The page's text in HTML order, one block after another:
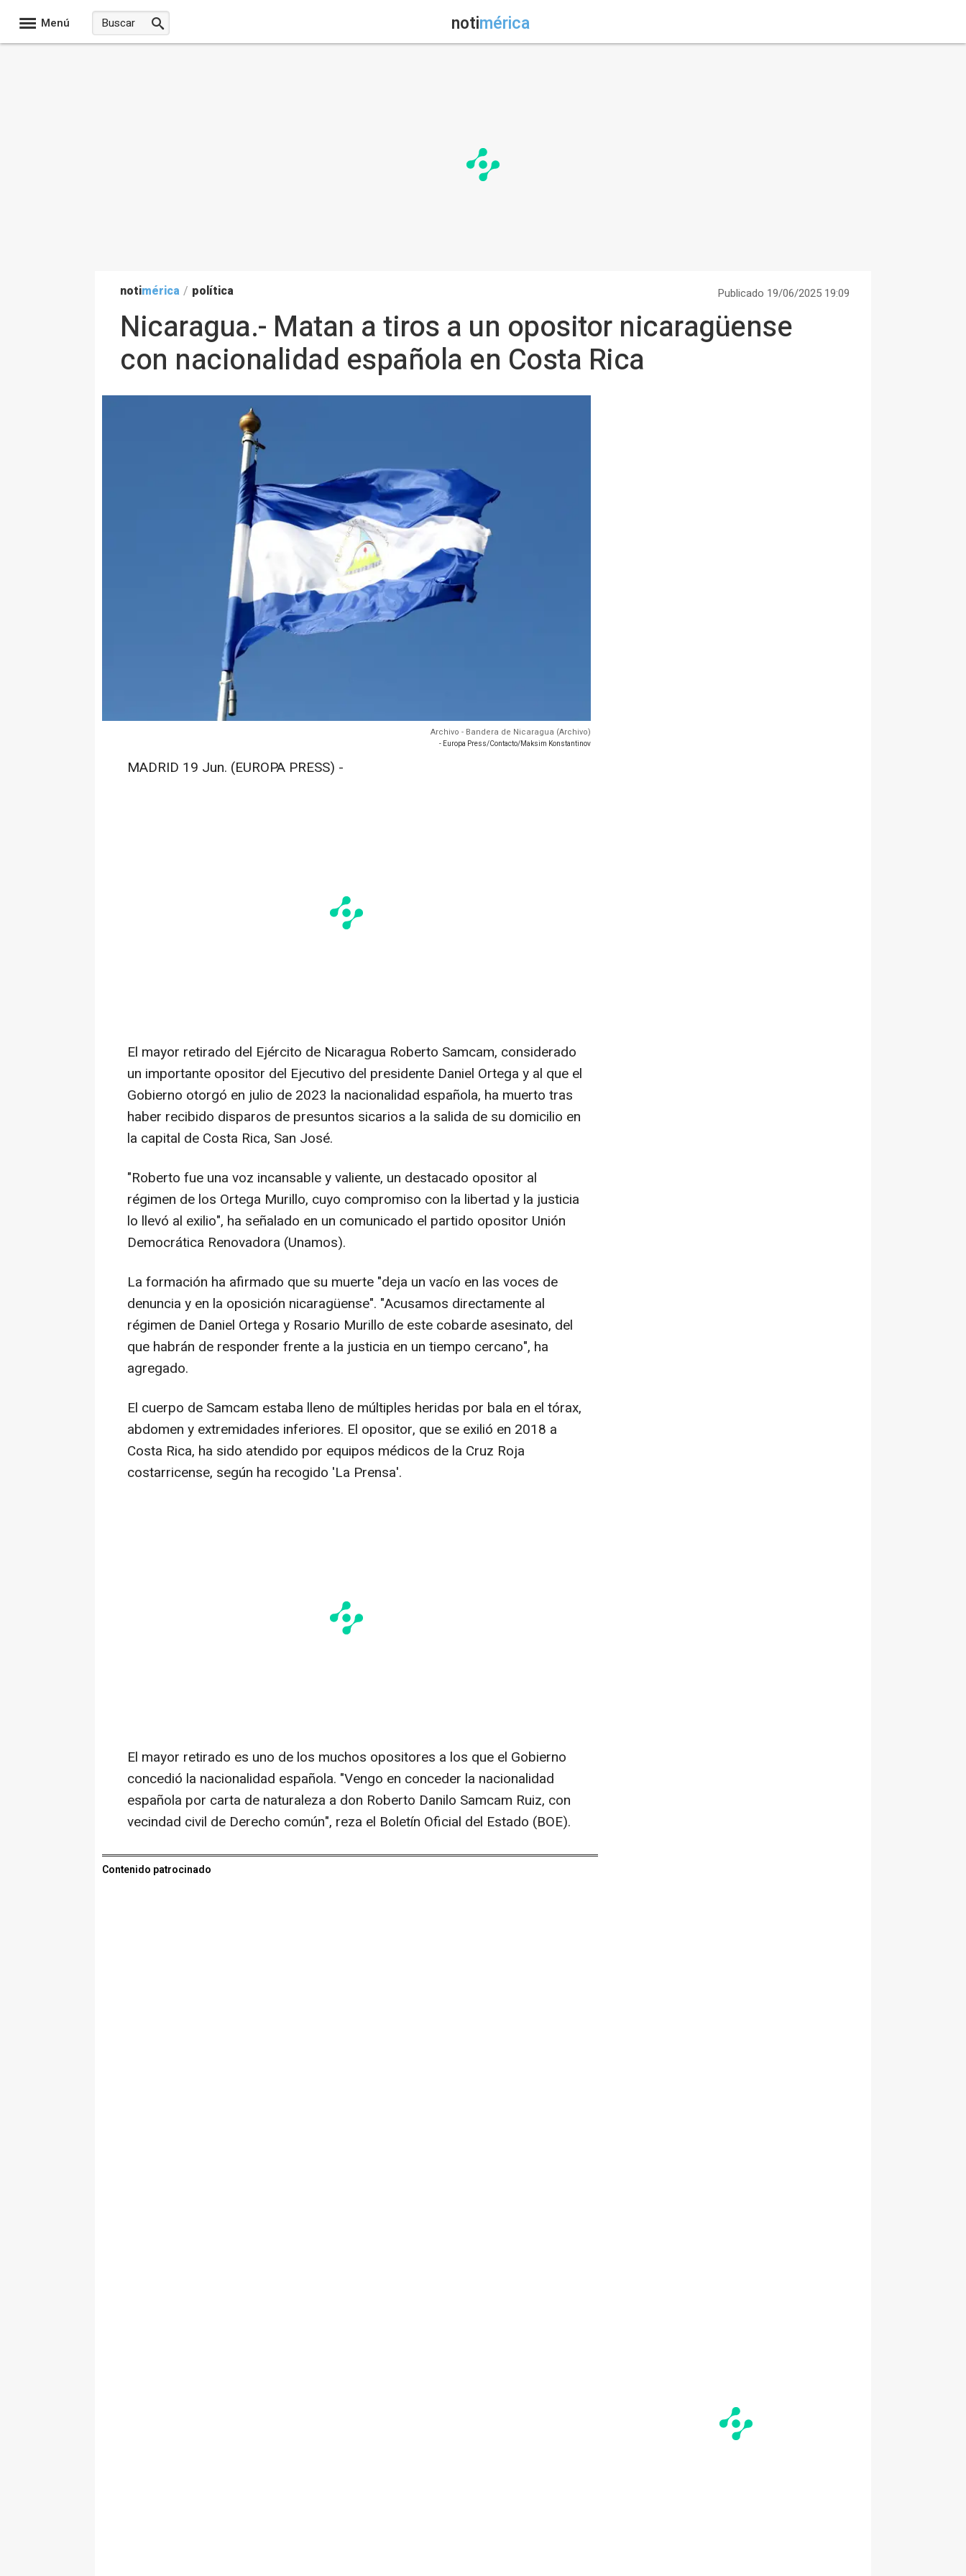
Menú notimérica
notimérica / política Publicado 19/06/2025 19:09
Nicaragua.- Matan a tiros a un opositor nicaragüense
con nacionalidad española en Costa Rica
Archivo - Bandera de Nicaragua (Archivo)
- Europa Press/Contacto/Maksim Konstantinov
MADRID 19 Jun. (EUROPA PRESS) -
El mayor retirado del Ejército de Nicaragua Roberto Samcam, considerado
un importante opositor del Ejecutivo del presidente Daniel Ortega y al que el
Gobierno otorgó en julio de 2023 la nacionalidad española, ha muerto tras
haber recibido disparos de presuntos sicarios a la salida de su domicilio en
la capital de Costa Rica, San José.
"Roberto fue una voz incansable y valiente, un destacado opositor al
régimen de los Ortega Murillo, cuyo compromiso con la libertad y la justicia
lo llevó al exilio", ha señalado en un comunicado el partido opositor Unión
Democrática Renovadora (Unamos).
La formación ha afirmado que su muerte "deja un vacío en las voces de
denuncia y en la oposición nicaragüense". "Acusamos directamente al
régimen de Daniel Ortega y Rosario Murillo de este cobarde asesinato, del
que habrán de responder frente a la justicia en un tiempo cercano", ha
agregado.
El cuerpo de Samcam estaba lleno de múltiples heridas por bala en el tórax,
abdomen y extremidades inferiores. El opositor, que se exilió en 2018 a
Costa Rica, ha sido atendido por equipos médicos de la Cruz Roja
costarricense, según ha recogido 'La Prensa'.
El mayor retirado es uno de los muchos opositores a los que el Gobierno
concedió la nacionalidad española. "Vengo en conceder la nacionalidad
española por carta de naturaleza a don Roberto Danilo Samcam Ruiz, con
vecindad civil de Derecho común", reza el Boletín Oficial del Estado (BOE).
Contenido patrocinado